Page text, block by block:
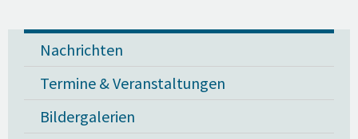
Nachrichten
Termine & Veranstaltungen
Bildergalerien